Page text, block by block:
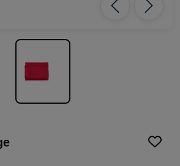
PreviousNext